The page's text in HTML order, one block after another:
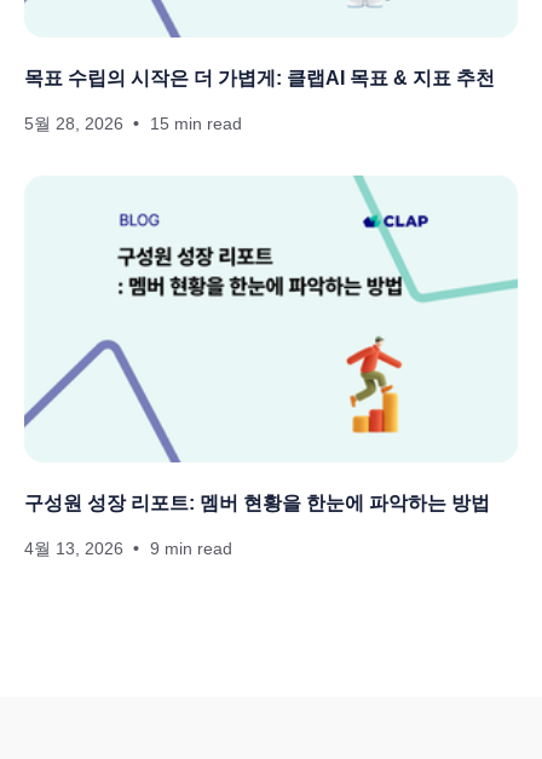
목표 수립의 시작은 더 가볍게: 클랩AI 목표 & 지표 추천
5월 28, 2026 15 min read
구성원 성장 리포트: 멤버 현황을 한눈에 파악하는 방법
4월 13, 2026 9 min read